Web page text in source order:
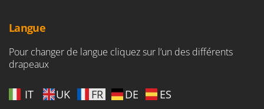
Langue
Pour changer de langue cliquez sur l’un des différents
drapeaux
IT UK FR DE ES